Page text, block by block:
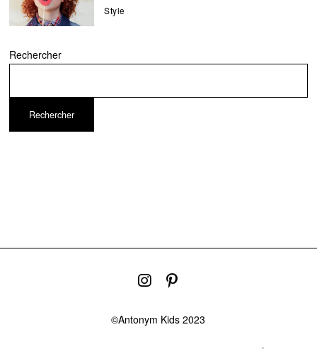
Style
Rechercher
Rechercher
©Antonym Kids 2023